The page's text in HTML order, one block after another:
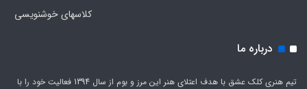
کلاسهای خوشنویسی
درباره ما
تیم هنری کلک عشق با هدف اعتلای هنر این مرز و بوم از سال 1394 فعالیت خود را با